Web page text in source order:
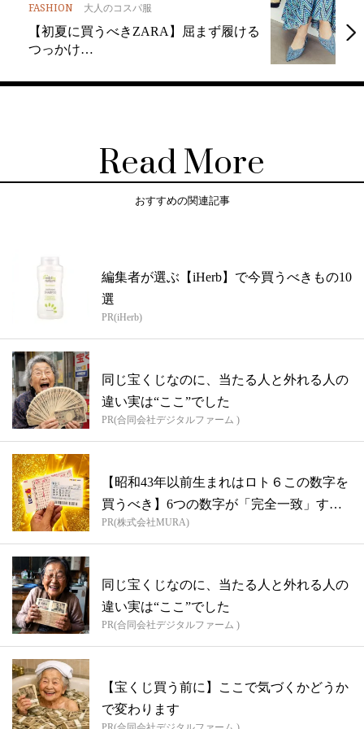
FASHION 大人のコスパ服
【初夏に買うべきZARA】屈まず履ける
つっかけ…
Read More
おすすめの関連記事
編集者が選ぶ【iHerb】で今買うべきもの10
選
PR(iHerb)
同じ宝くじなのに、当たる人と外れる人の
違い実は“ここ”でした
PR(合同会社デジタルファーム )
【昭和43年以前生まれはロト６この数字を
買うべき】6つの数字が「完全一致」する
方...
PR(株式会社MURA)
同じ宝くじなのに、当たる人と外れる人の
違い実は“ここ”でした
PR(合同会社デジタルファーム )
【宝くじ買う前に】ここで気づくかどうか
で変わります